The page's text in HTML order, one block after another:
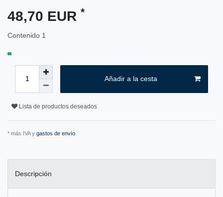
48,70 EUR *
Contenido 1
Añadir a la cesta
Lista de productos deseados
* más IVA y gastos de envío
Descripción